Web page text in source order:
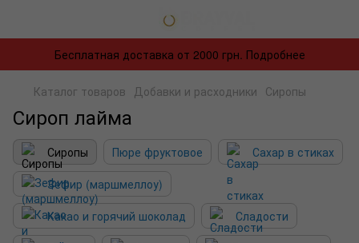
Бесплатная доставка от 2000 грн. Подробнее
Каталог товаров Добавки и расходники Сиропы
Сироп лайма
Сиропы Пюре фруктовое
Сахар в стиках
Зефир (маршмеллоу)
Какао и горячий шоколад
Сладости